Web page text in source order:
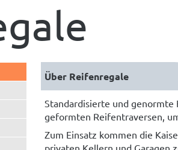
Über Reifenregale
Standardisierte und genormte
geformten Reifentraversen,
Zum Einsatz kommen die
privaten Kellern und Garagen